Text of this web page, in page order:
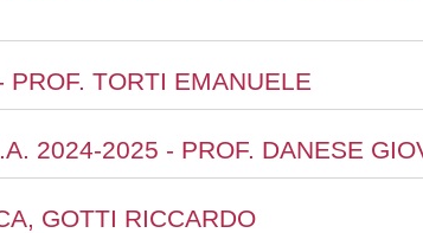
TORTI EMANUELE
2024-2025 - PROF. DANESE
GOTTI RICCARDO